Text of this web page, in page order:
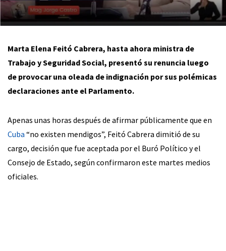
Marta Elena Feitó Cabrera, hasta ahora ministra de
Trabajo y Seguridad Social, presentó su renuncia luego
de provocar una oleada de indignación por sus polémicas
declaraciones ante el Parlamento.
Apenas unas horas después de afirmar públicamente que en
Cuba “no existen mendigos”, Feitó Cabrera dimitió de su
cargo, decisión que fue aceptada por el Buró Político y el
Consejo de Estado, según confirmaron este martes medios
oficiales.